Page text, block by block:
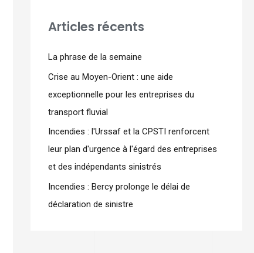
Articles récents
La phrase de la semaine
Crise au Moyen-Orient : une aide
exceptionnelle pour les entreprises du
transport fluvial
Incendies : l'Urssaf et la CPSTI renforcent
leur plan d'urgence à l'égard des entreprises
et des indépendants sinistrés
Incendies : Bercy prolonge le délai de
déclaration de sinistre